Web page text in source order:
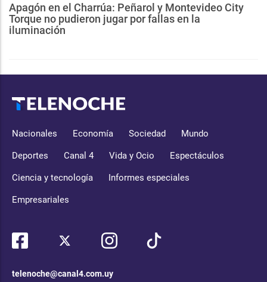
Apagón en el Charrúa: Peñarol y Montevideo City
Torque no pudieron jugar por fallas en la
iluminación
Nacionales Economía Sociedad Mundo
Deportes Canal 4 Vida y Ocio Espectáculos
Ciencia y tecnología Informes especiales
Empresariales
telenoche@canal4.com.uy